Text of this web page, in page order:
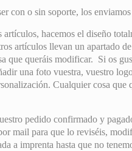
con o sin soporte, los
artículos, hacemos el diseño
artículos llevan un apartado
que queráis modificar. Si os
una foto vuestra, vuestro
Cualquier cosa que
pedido confirmado y
mail para que lo reviséis,
a imprenta hasta que no